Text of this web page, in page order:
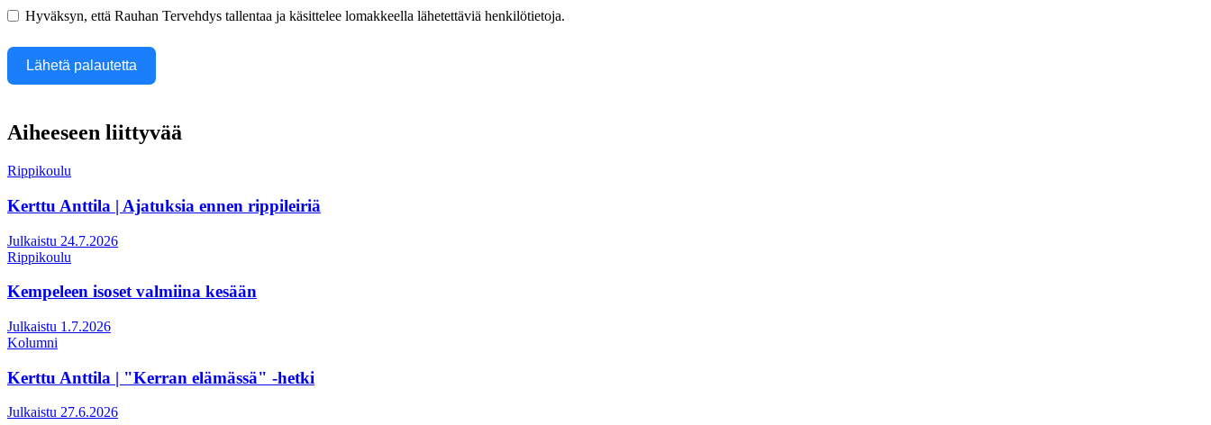
Hyväksyn, että Rauhan Tervehdys tallentaa ja käsittelee lomakkeella lähetettäviä henkilötietoja.
Lähetä palautetta
Aiheeseen liittyvää
Rippikoulu
Kerttu Anttila | Ajatuksia ennen rippileiriä
Julkaistu 24.7.2026
Rippikoulu
Kempeleen isoset valmiina kesään
Julkaistu 1.7.2026
Kolumni
Kerttu Anttila | "Kerran elämässä" -hetki
Julkaistu 27.6.2026